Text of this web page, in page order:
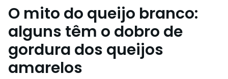
O mito do queijo branco:
alguns têm o dobro de
gordura dos queijos
amarelos